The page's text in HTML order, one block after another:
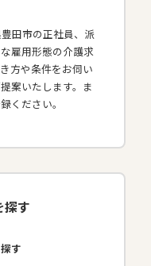
田市の正社員、派
雇用形態の介護求
方や条件をお伺い
案いたします。ま
ください。
探す
す